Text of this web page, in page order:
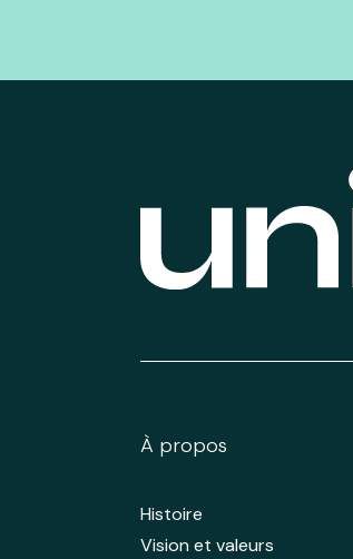
À propos
Histoire
Vision et valeurs